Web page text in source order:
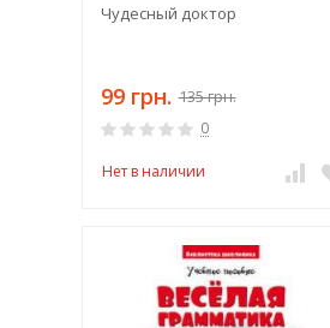
Чудесный доктор
99 грн. 135 грн.
0
Нет в наличии